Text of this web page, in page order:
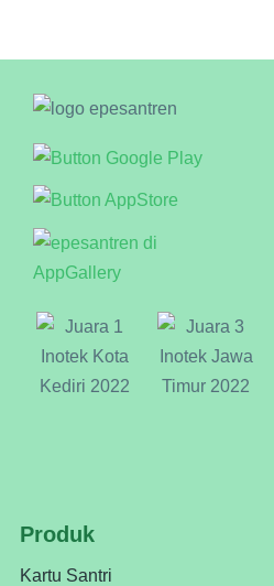
Produk
Kartu Santri